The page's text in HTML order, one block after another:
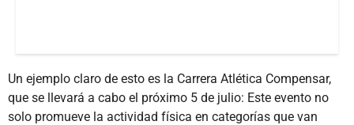
Un ejemplo claro de esto es la Carrera Atlética Compensar,
que se llevará a cabo el próximo 5 de julio: Este evento no
solo promueve la actividad física en categorías que van